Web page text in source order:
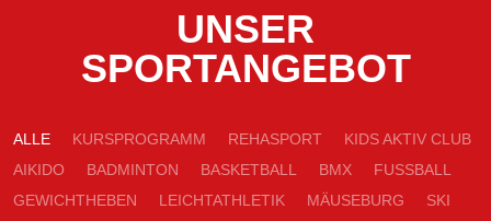
UNSER
SPORTANGEBOT
ALLE KURSPROGRAMM REHASPORT
KIDS AKTIV CLUB
AIKIDO
BADMINTON BASKETBALL BMX
FUSSBALL
GEWICHTHEBEN
LEICHTATHLETIK MÄUSEBURG
SKI